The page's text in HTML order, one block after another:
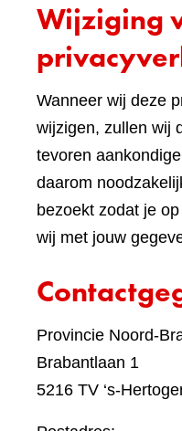
Wijziging
Wanneer wij deze
wijzigen, zullen wij
tevoren
daarom
bezoekt zodat je
wij met jouw
Provincie Noord-
Brabantlaan 1
5216 TV ‘s-